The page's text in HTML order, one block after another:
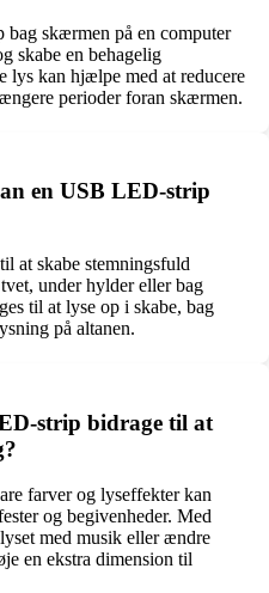
skærmen på en computer
skabe en behagelig
lys kan hjælpe med at reducere
perioder foran skærmen.
en USB LED-strip
at skabe stemningsfuld
under hylder eller bag
til at lyse op i skabe, bag
på altanen.
strip bidrage til at
farver og lyseffekter kan
og begivenheder. Med
med musik eller ændre
en ekstra dimension til